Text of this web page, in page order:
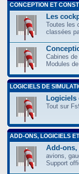
CONCEPTION ET
Les
Toutes les
classées
Cabines
Modules
LOGICIELS DE
Logiciels
Tout sur
ADD-ONS, LOGICIELS
Add-ons,
avions,
Support